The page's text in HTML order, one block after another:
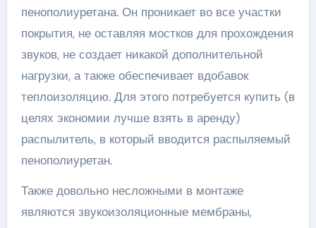
пенополиуретана. Он проникает во все участки
покрытия, не оставляя мостков для прохождения
звуков, не создает никакой дополнительной
нагрузки, а также обеспечивает вдобавок
теплоизоляцию. Для этого потребуется купить (в
целях экономии лучше взять в аренду)
распылитель, в который вводится распыляемый
пенополиуретан.
Также довольно несложными в монтаже
являются звукоизоляционные мембраны,